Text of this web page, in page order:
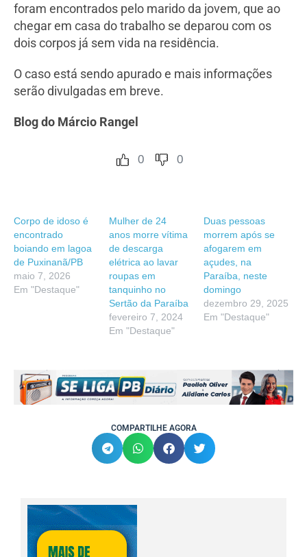
foram encontrados pelo marido da jovem, que ao
chegar em casa do trabalho se deparou com os
dois corpos já sem vida na residência.
O caso está sendo apurado e mais informações
serão divulgadas em breve.
Blog do Márcio Rangel
0 0
Corpo de idoso é
encontrado
boiando em lagoa
de Puxinanã/PB
maio 7, 2026
Em "Destaque"
Mulher de 24
anos morre vítima
de descarga
elétrica ao lavar
roupas em
tanquinho no
Sertão da Paraíba
fevereiro 7, 2024
Em "Destaque"
Duas pessoas
morrem após se
afogarem em
açudes, na
Paraíba, neste
domingo
dezembro 29, 2025
Em "Destaque"
COMPARTILHE AGORA